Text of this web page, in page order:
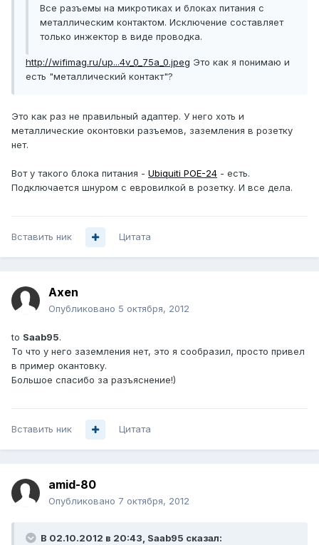
Все разъемы на микротиках и блоках питания с
металлическим контактом. Исключение составляет
только инжектор в виде проводка.
http://wifimag.ru/up...4v_0_75a_0.jpeg Это как я понимаю и
есть "металлический контакт"?
Это как раз не правильный адаптер. У него хоть и
металлические оконтовки разъемов, заземления в розетку
нет.
Вот у такого блока питания - Ubiquiti POE-24 - есть.
Подключается шнуром с евровилкой в розетку. И все дела.
Вставить ник Цитата
Axen
Опубликовано 5 октября, 2012
to Saab95.
То что у него заземления нет, это я сообразил, просто привел
в пример окантовку.
Большое спасибо за разъяснение!)
Вставить ник Цитата
amid-80
Опубликовано 7 октября, 2012
В 02.10.2012 в 20:43, Saab95 сказал: